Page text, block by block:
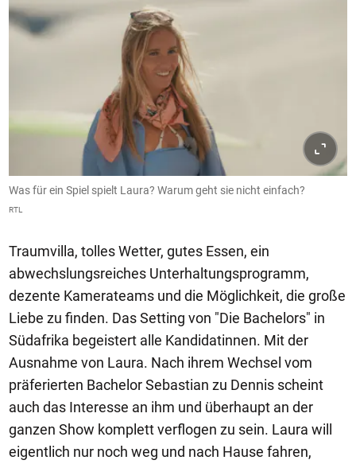
Was für ein Spiel spielt Laura? Warum geht sie nicht einfach?
RTL
Traumvilla, tolles Wetter, gutes Essen, ein
abwechslungsreiches Unterhaltungsprogramm,
dezente Kamerateams und die Möglichkeit, die große
Liebe zu finden. Das Setting von "Die Bachelors" in
Südafrika begeistert alle Kandidatinnen. Mit der
Ausnahme von Laura. Nach ihrem Wechsel vom
präferierten Bachelor Sebastian zu Dennis scheint
auch das Interesse an ihm und überhaupt an der
ganzen Show komplett verflogen zu sein. Laura will
eigentlich nur noch weg und nach Hause fahren,